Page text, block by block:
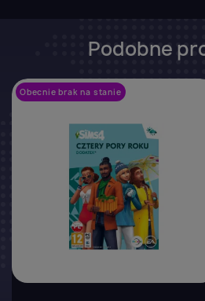
Podobne
Obecnie brak na stanie